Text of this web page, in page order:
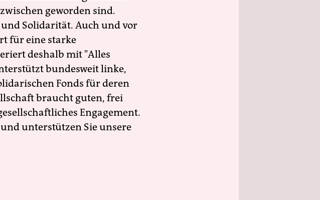
geworden sind.
Solidarität. Auch und vor
für eine starke
deshalb mit "Alles
bundesweit linke,
Fonds für deren
braucht guten, frei
Engagement.
unterstützen Sie unsere